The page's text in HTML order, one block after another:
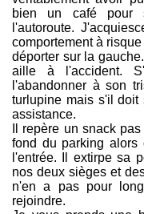
bien un café pour
l'autoroute.
comportement à
déporter sur la
aille à l'accident.
l'abandonner à son
turlupine mais s'il doit
assistance.
Il repère un snack
fond du parking
l'entrée. Il extirpe sa
nos deux sièges et
n'en a pas pour
rejoindre.